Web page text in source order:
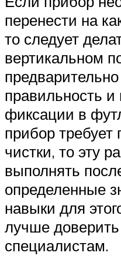
перенести на
то следует
вертикальном
правильность и
фиксации в
прибор требует
чистки, то эту
выполнять
определенные
навыки для
лучше доверить
специалистам.